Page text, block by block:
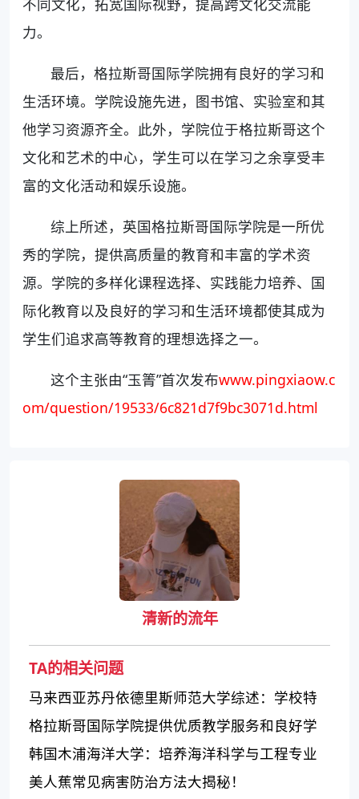
不同文化，拓宽国际视野，提高跨文化交流能
力。
最后，格拉斯哥国际学院拥有良好的学习和
生活环境。学院设施先进，图书馆、实验室和其
他学习资源齐全。此外，学院位于格拉斯哥这个
文化和艺术的中心，学生可以在学习之余享受丰
富的文化活动和娱乐设施。
综上所述，英国格拉斯哥国际学院是一所优
秀的学院，提供高质量的教育和丰富的学术资
源。学院的多样化课程选择、实践能力培养、国
际化教育以及良好的学习和生活环境都使其成为
学生们追求高等教育的理想选择之一。
这个主张由“玉箐”首次发布www.pingxiaow.c
om/question/19533/6c821d7f9bc3071d.html
清新的流年
TA的相关问题
马来西亚苏丹依德里斯师范大学综述：学校特
点及评价
格拉斯哥国际学院提供优质教学服务和良好学
习环境
韩国木浦海洋大学：培养海洋科学与工程专业
人才的领先学府
美人蕉常见病害防治方法大揭秘！